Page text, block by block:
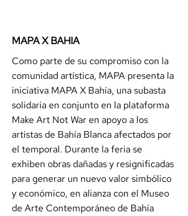
MAPA X BAHIA
Como parte de su compromiso con la
comunidad artística, MAPA presenta la
iniciativa MAPA X Bahía, una subasta
solidaria en conjunto en la plataforma
Make Art Not War en apoyo a los
artistas de Bahía Blanca afectados por
el temporal. Durante la feria se
exhiben obras dañadas y resignificadas
para generar un nuevo valor simbólico
y económico, en alianza con el Museo
de Arte Contemporáneo de Bahía